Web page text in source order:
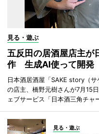
見る・遊ぶ
五反田の居酒屋店主が
作 生成AI使って開発
日本酒居酒屋「SAKE story（サ
の店主、橋野元樹さんが7月15
ェブサービス「日本酒三角チャ
見る・遊ぶ